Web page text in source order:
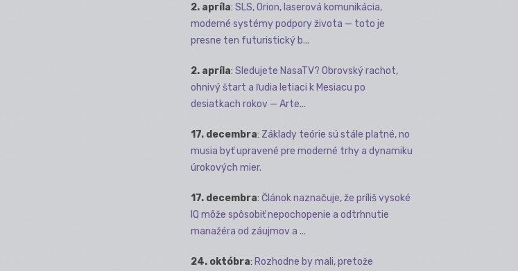
2. apríla: SLS, Orion, laserová komunikácia,
moderné systémy podpory života — toto je
presne ten futuristický b...
2. apríla: Sledujete NasaTV? Obrovský rachot,
ohnivý štart a ľudia letiaci k Mesiacu po
desiatkach rokov — Arte...
17. decembra: Základy teórie sú stále platné, no
musia byť upravené pre moderné trhy a dynamiku
úrokových mier.
17. decembra: Článok naznačuje, že príliš vysoké
IQ môže spôsobiť nepochopenie a odtrhnutie
manažéra od záujmov a ...
24. októbra: Rozhodne by mali, pretože